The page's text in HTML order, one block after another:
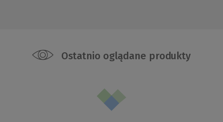
Ostatnio oglądane produkty